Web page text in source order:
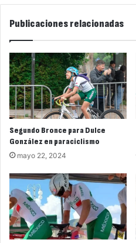
Publicaciones relacionadas
Segundo Bronce para Dulce
González en paraciclismo
mayo 22, 2024